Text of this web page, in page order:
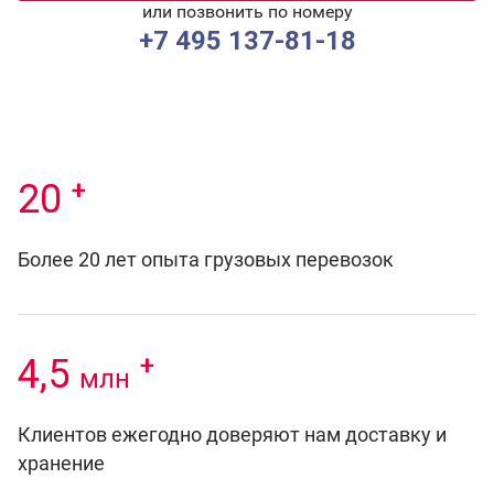
или позвонить по номеру
+7 495 137-81-18
20 +
Более 20 лет опыта грузовых перевозок
4,5 млн +
Клиентов ежегодно доверяют нам доставку и
хранение